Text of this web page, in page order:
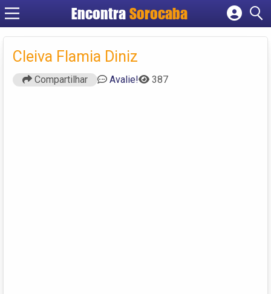
EncontraSorocaba
Cadastrar empresa
Criar conta
Cleiva Flamia Diniz
Compartilhar Avalie! 387